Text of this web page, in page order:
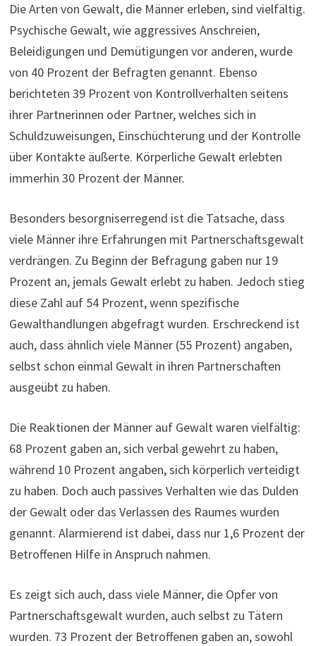
Die Arten von Gewalt, die Männer erleben, sind vielfältig.
Psychische Gewalt, wie aggressives Anschreien,
Beleidigungen und Demütigungen vor anderen, wurde
von 40 Prozent der Befragten genannt. Ebenso
berichteten 39 Prozent von Kontrollverhalten seitens
ihrer Partnerinnen oder Partner, welches sich in
Schuldzuweisungen, Einschüchterung und der Kontrolle
über Kontakte äußerte. Körperliche Gewalt erlebten
immerhin 30 Prozent der Männer.
Besonders besorgniserregend ist die Tatsache, dass
viele Männer ihre Erfahrungen mit Partnerschaftsgewalt
verdrängen. Zu Beginn der Befragung gaben nur 19
Prozent an, jemals Gewalt erlebt zu haben. Jedoch stieg
diese Zahl auf 54 Prozent, wenn spezifische
Gewalthandlungen abgefragt wurden. Erschreckend ist
auch, dass ähnlich viele Männer (55 Prozent) angaben,
selbst schon einmal Gewalt in ihren Partnerschaften
ausgeübt zu haben.
Die Reaktionen der Männer auf Gewalt waren vielfältig:
68 Prozent gaben an, sich verbal gewehrt zu haben,
während 10 Prozent angaben, sich körperlich verteidigt
zu haben. Doch auch passives Verhalten wie das Dulden
der Gewalt oder das Verlassen des Raumes wurden
genannt. Alarmierend ist dabei, dass nur 1,6 Prozent der
Betroffenen Hilfe in Anspruch nahmen.
Es zeigt sich auch, dass viele Männer, die Opfer von
Partnerschaftsgewalt wurden, auch selbst zu Tätern
wurden. 73 Prozent der Betroffenen gaben an, sowohl